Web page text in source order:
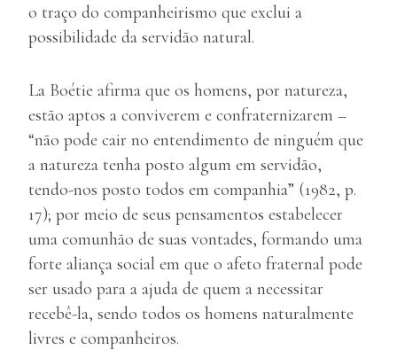
o traço do companheirismo que exclui a
possibilidade da servidão natural.
La Boétie afirma que os homens, por natureza,
estão aptos a conviverem e confraternizarem –
“não pode cair no entendimento de ninguém que
a natureza tenha posto algum em servidão,
tendo-nos posto todos em companhia” (1982, p.
17); por meio de seus pensamentos estabelecer
uma comunhão de suas vontades, formando uma
forte aliança social em que o afeto fraternal pode
ser usado para a ajuda de quem a necessitar
recebê-la, sendo todos os homens naturalmente
livres e companheiros.